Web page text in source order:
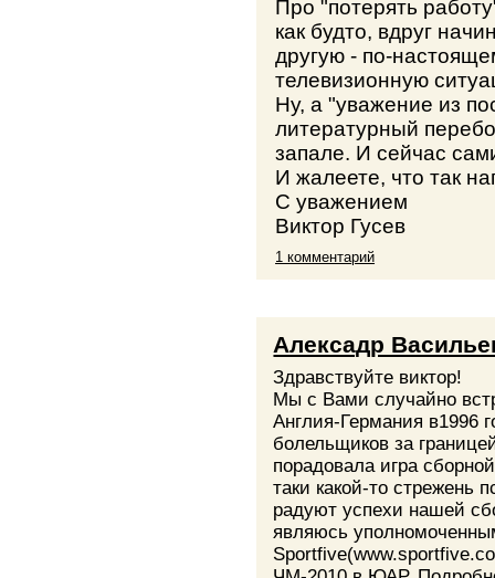
Про "потерять
как будто, вдруг
другую - по-
телевизионную
Ну, а "уважение из
литературный
запале. И сейчас
И жалеете, что так
С уважением
Виктор Гусев
1 комментарий
Алексадр
Здравствуйте виктор!
Мы с Вами случайно
Англия-Германия в1996
болельщиков за
порадовала игра
таки какой-то стрежень
радуют успехи нашей
являюсь